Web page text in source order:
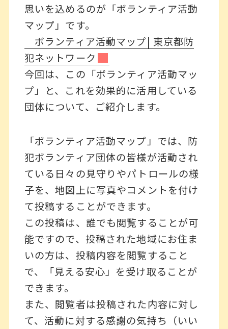
思いを込めるのが「ボランティア活動
マップ」です。
ボランティア活動マップ| 東京都防
犯ネットワーク
今回は、この「ボランティア活動マッ
プ」と、これを効果的に活用している
団体について、ご紹介します。
「ボランティア活動マップ」では、防
犯ボランティア団体の皆様が活動され
ている日々の見守りやパトロールの様
子を、地図上に写真やコメントを付け
て投稿することができます。
この投稿は、誰でも閲覧することが可
能ですので、投稿された地域にお住ま
いの方は、投稿内容を閲覧すること
で、「見える安心」を受け取ることが
できます。
また、閲覧者は投稿された内容に対し
て、活動に対する感謝の気持ち（いい